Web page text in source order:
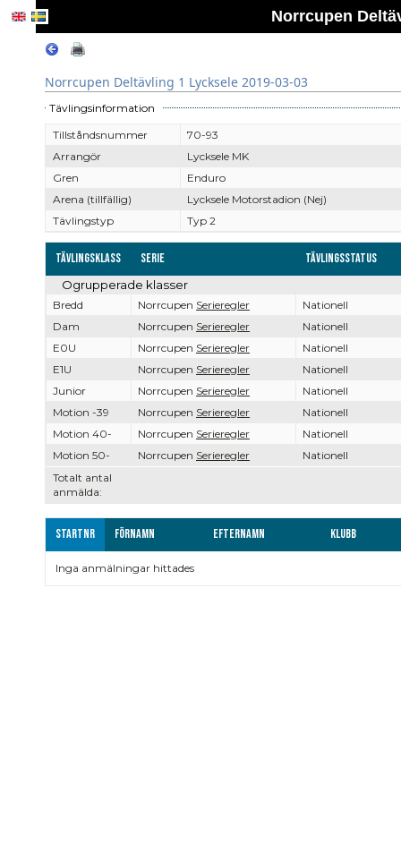
Norrcupen
Norrcupen Deltävling 1 Lycksele 2019-03-03
Tävlingsinformation
Tillståndsnummer
70-93
Arrangör
Lycksele MK
Gren
Enduro
Arena (tillfällig)
Lycksele Motorstadion (Nej)
Tävlingstyp
Typ 2
Tävlingsklass Serie Tävlingsstatus
Totalt antal
anmälda:
Ogrupperade klasser
Bredd Norrcupen Serieregler
Nationell
Dam
Norrcupen Serieregler
Nationell
E0U
Norrcupen Serieregler
Nationell
E1U
Norrcupen Serieregler
Nationell
Junior
Norrcupen Serieregler
Nationell
Motion -39
Norrcupen Serieregler
Nationell
Motion 40-
Norrcupen Serieregler
Nationell
Motion 50-
Norrcupen Serieregler Nationell
Startnr Förnamn Efternamn Klubb
Inga anmälningar hittades